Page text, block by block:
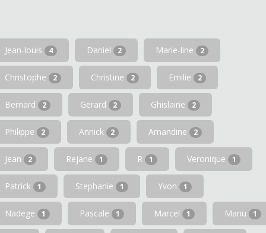
Jean-louis 4 Daniel 2 Marie-line 2
Christophe 2 Christine 2 Emilie 2
Bernard 2 Gerard 2 Ghislaine 2
Philippe 2 Annick 2 Amandine 2
Jean 2 Rejane 1 R 1 Veronique 1
Patrick 1 Stephanie 1 Yvon 1
Nadege 1 Pascale 1 Marcel 1 Manu 1